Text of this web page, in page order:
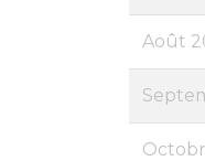
Août